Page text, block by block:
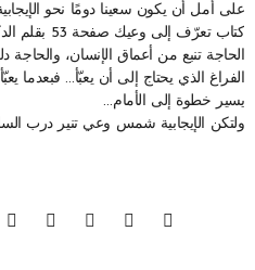
على أمل أن يكون سعينا دومًا نحو الإيجابية
كتاب تعرّف
الحاجة تنبع من أعماق الإنسان،
الفراغ الذي يحتاج إلى أن يعبّأ… فبعدما
يسير خطوة إلى الأمام…
ولتكن الإيجابية شمس وعي تنير درب